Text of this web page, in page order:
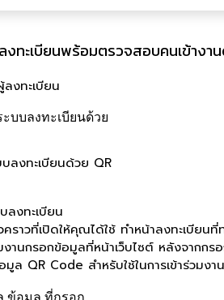
งทะเบียนพร้อมตรวจสอบคนเข้างาน
งทะเบียน
ลงทะเบียนด้วย QR
ลงทะเบียน
วคราวที่เปิดให้คุณได้ใช้ ทำหน้าลงทะเบี
งานกรอกข้อมูลที่หน้าเว็บไซต์ หลังจากก
มูล QR Code สำหรับใช้ในการเข้าร่วม